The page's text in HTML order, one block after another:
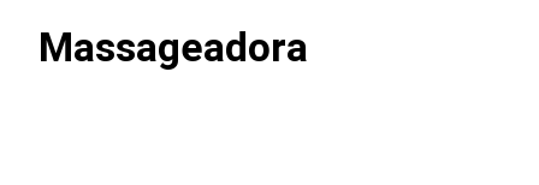
Massageadora